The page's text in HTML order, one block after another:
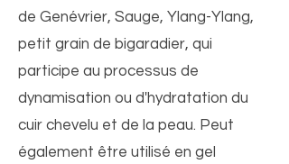
de Genévrier, Sauge, Ylang-Ylang,
petit grain de bigaradier, qui
participe au processus de
dynamisation ou d'hydratation du
cuir chevelu et de la peau. Peut
également être utilisé en gel